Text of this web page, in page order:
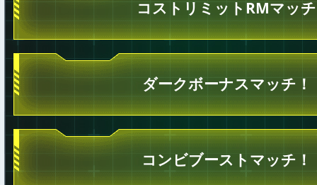
コストリミットRMマッチ
ダークボーナスマッチ！
コンビブーストマッチ！